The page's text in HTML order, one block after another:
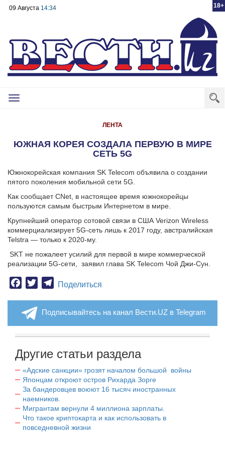
18+
09 Августа 14:34
Toggle
ЛЕНТА
ЮЖНАЯ КОРЕЯ СОЗДАЛА ПЕРВУЮ В МИРЕ
СЕТЬ 5G
Южнокорейская компания SK Telecom объявила о создании
пятого поколения мобильной сети 5G.
Как сообщает CNet, в настоящее время южнокорейцы
пользуются самым быстрым Интернетом в мире.
Крупнейший оператор сотовой связи в США Verizon Wireless
коммерциализирует 5G-сеть лишь к 2017 году, австралийская
Telstra — только к 2020-му.
SKT не пожалеет усилий для первой в мире коммерческой
реализации 5G-сети, заявил глава SK Telecom Чой Джи-Сун.
Facebook
TwitterTelegram
Поделиться
Подписывайтесь на канал Вести.UZ в Telegram
Другие статьи раздела
«Адские санкции» грозят началом большой войны
Японцам откроют остров Рихарда Зорге
За бандеровцев воюют 16 тысяч иностранных
наемников.
Мигрантам вернули 4 миллиона зарплаты.
Что такое криптокарта и как использовать в
повседневной жизни